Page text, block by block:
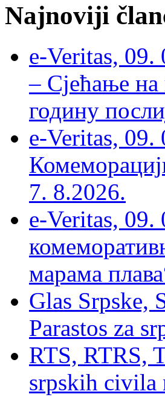
Najnoviji
e-Veritas, 09.
– Сјећање
годину
e-Veritas,
7. 8.2026.
e-Veritas,
марама
Glas Srpske,
Parastos za
RTS, RTRS,
srpskih civila